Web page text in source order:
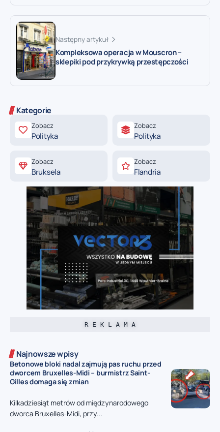
Następny artykuł
Kompleksowa operacja w Mouscron –
sklepiki pod przykrywką przestępczości
Kategorie
Zobacz
Polityka
Zobacz
Polityka
Zobacz
Bruksela
Zobacz
Flandria
R E K L A M A
Najnowsze wpisy
Betonowe bloki nadal zajmują pas ruchu przed
dworcem Bruxelles-Midi – burmistrz Saint-
Gilles domaga się zmian
Kilkadziesiąt metrów od międzynarodowego
dworca Bruxelles-Midi, przy...